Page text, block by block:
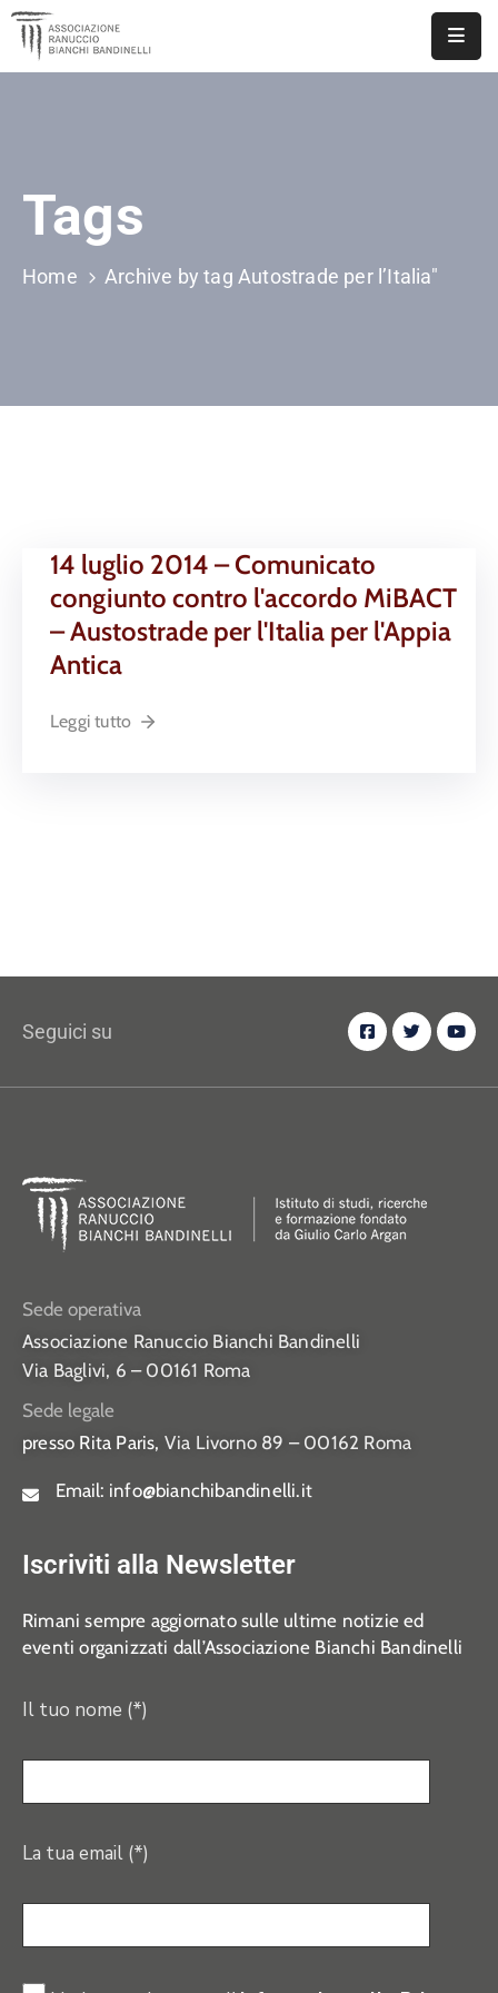
DOCUMENTI
Tags
Home Archive by tag Autostrade per l’Italia"
14 luglio 2014 – Comunicato
congiunto contro l'accordo MiBACT
– Austostrade per l'Italia per l'Appia
Antica
Leggi tutto
Seguici su
Sede operativa
Associazione Ranuccio Bianchi Bandinelli
Via Baglivi, 6 – 00161 Roma
Sede legale
presso Rita Paris, Via Livorno 89 – 00162 Roma
Email: info@bianchibandinelli.it
Iscriviti alla Newsletter
Rimani sempre aggiornato sulle ultime notizie ed
eventi organizzati dall’Associazione Bianchi Bandinelli
Il tuo nome (*)
La tua email (*)